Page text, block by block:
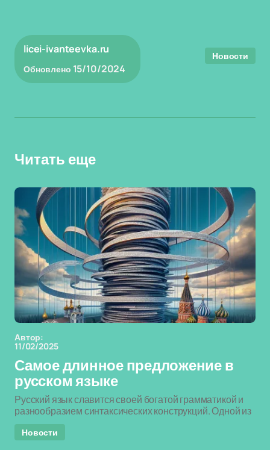
licei-ivanteevka.ru
Обновлено 15/10/2024
Новости
Читать еще
Автор:
11/02/2025
Самое длинное предложение в
русском языке
Русский язык славится своей богатой грамматикой и
разнообразием синтаксических конструкций. Одной из
Новости